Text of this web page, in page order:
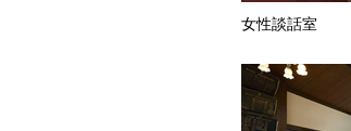
女性談話室